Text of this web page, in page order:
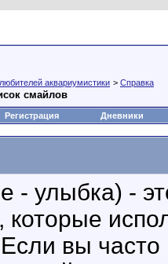
аквариумистики > Справка
смайлов
Регистрация Дневники
- улыбка) -
которые
вы часто